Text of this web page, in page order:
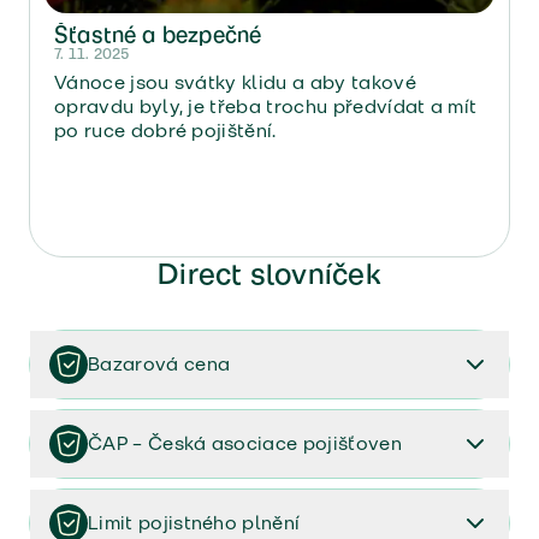
Šťastné a bezpečné
7. 11. 2025
Vánoce jsou svátky klidu a aby takové
opravdu byly, je třeba trochu předvídat a mít
po ruce dobré pojištění.
Direct slovníček
Bazarová cena
Můžete se také setkat s termíny obvyklá cena, dle
stáří předmětu, cena se započtením opotřebení
Pokud máte věci pojištěné na bazarovou cenu, tak
při jejich zničení dostanete částku, která odpovídá
tomu, za kolik byste věci prodali v době před
zničením. Roli tedy hraje i opotřebení.
ČAP – Česká asociace pojišťoven
Sdružuje pojišťovny s cílem podporovat jejich
vzájemnou spolupráci. Zajímá vás víc, mrkněte
Limit pojistného plnění